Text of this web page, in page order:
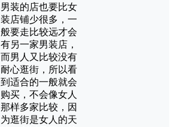
男装的店也要比女
装店铺少很多，一
般要走比较远才会
有另一家男装店，
而男人又比较没有
耐心逛街，所以看
到适合的一般就会
购买，不会像女人
那样多家比较，因
为逛街是女人的天